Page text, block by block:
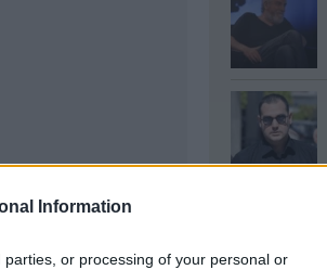
Information
or processing of your personal or